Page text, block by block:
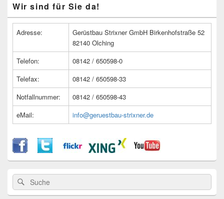
Seitenleisten
Widget-
Wir sind für Sie da!
Adresse:
Gerüstbau Strixner GmbH Birkenhofstraße 52
82140 Olching
Telefon:
08142 / 650598-0
Telefax:
08142 / 650598-33
Notfallnummer:
08142 / 650598-43
eMail:
info@geruestbau-strixner.de
Suche
nach:
Suche